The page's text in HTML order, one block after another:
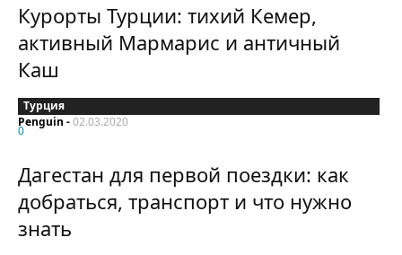
Курорты Турции: тихий Кемер,
активный Мармарис и античный
Каш
Турция
Penguin -02.03.2020
0
Дагестан для первой поездки: как
добраться, транспорт и что нужно
знать